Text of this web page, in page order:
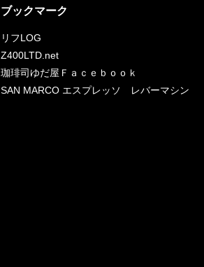
ブックマーク
リフLOG
Z400LTD.net
珈琲司ゆだ屋Ｆａｃｅｂｏｏｋ
SAN MARCO エスプレッソ レバーマシン